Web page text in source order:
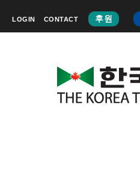
LOGIN CONTACT 후원